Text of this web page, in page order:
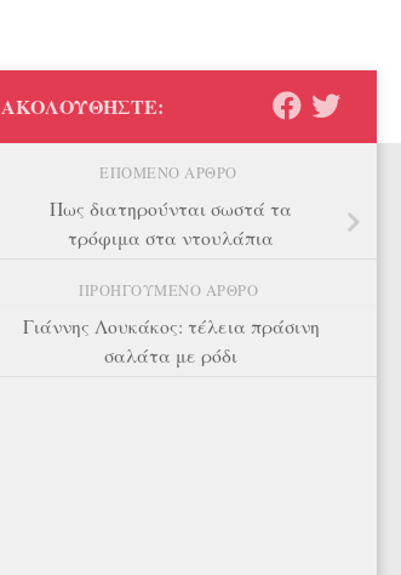
ΑΚΟΛΟΥΘΉΣΤΕ:
ΕΠΌΜΕΝΟ ΆΡΘΡΟ
Πως διατηρούνται σωστά τα
τρόφιμα στα ντουλάπια
ΠΡΟΗΓΟΎΜΕΝΟ ΆΡΘΡΟ
Γιάννης Λουκάκος: τέλεια πράσινη
σαλάτα με ρόδι